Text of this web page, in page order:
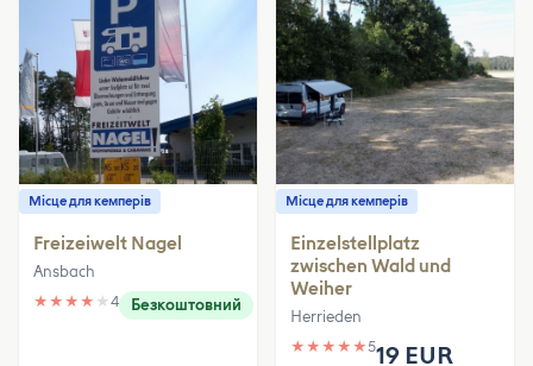
Місце для кемперів
Freizeiwelt Nagel
Ansbach
★ ★ ★ ★ ★ 4 Безкоштовний
Місце для кемперів
Einzelstellplatz
zwischen Wald und
Weiher
Herrieden
★ ★ ★ ★ ★519 EUR